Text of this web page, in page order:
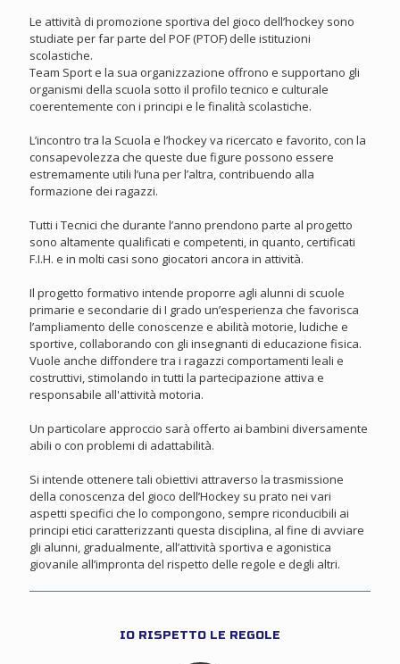
Le attività di promozione sportiva del gioco dell’hockey sono
studiate per far parte del POF (PTOF) delle istituzioni
scolastiche.
Team Sport e la sua organizzazione offrono e supportano gli
organismi della scuola sotto il profilo tecnico e culturale
coerentemente con i principi e le finalità scolastiche.
L’incontro tra la Scuola e l’hockey va ricercato e favorito, con la
consapevolezza che queste due figure possono essere
estremamente utili l’una per l’altra, contribuendo alla
formazione dei ragazzi.
Tutti i Tecnici che durante l’anno prendono parte al progetto
sono altamente qualificati e competenti, in quanto, certificati
F.I.H. e in molti casi sono giocatori ancora in attività.
Il progetto formativo intende proporre agli alunni di scuole
primarie e secondarie di I grado un’esperienza che favorisca
l’ampliamento delle conoscenze e abilità motorie, ludiche e
sportive, collaborando con gli insegnanti di educazione fisica.
Vuole anche diffondere tra i ragazzi comportamenti leali e
costruttivi, stimolando in tutti la partecipazione attiva e
responsabile all'attività motoria.
Un particolare approccio sarà offerto ai bambini diversamente
abili o con problemi di adattabilità.
Si intende ottenere tali obiettivi attraverso la trasmissione
della conoscenza del gioco dell’Hockey su prato nei vari
aspetti specifici che lo compongono, sempre riconducibili ai
principi etici caratterizzanti questa disciplina, al fine di avviare
gli alunni, gradualmente, all’attività sportiva e agonistica
giovanile all’impronta del rispetto delle regole e degli altri.
IO RISPETTO LE REGOLE